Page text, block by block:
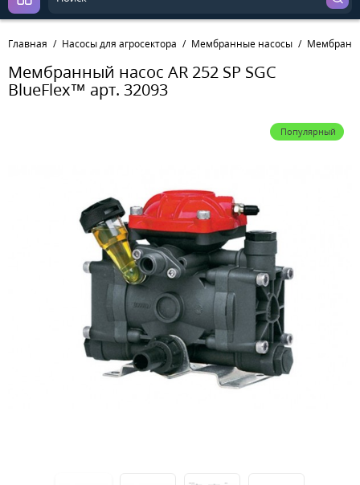
Главная Насосы для агросектора Мембранные насосы
Мембранный насос AR 252 SP SGC
BlueFlex™ арт. 32093
Популярный